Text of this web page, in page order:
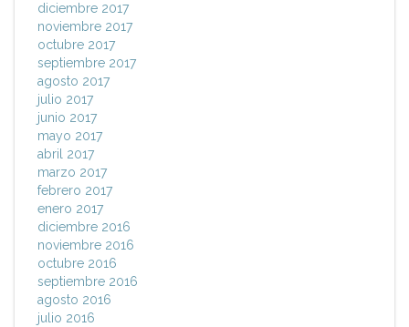
diciembre 2017
noviembre 2017
octubre 2017
septiembre 2017
agosto 2017
julio 2017
junio 2017
mayo 2017
abril 2017
marzo 2017
febrero 2017
enero 2017
diciembre 2016
noviembre 2016
octubre 2016
septiembre 2016
agosto 2016
julio 2016